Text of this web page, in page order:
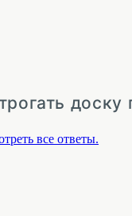
все ответы.